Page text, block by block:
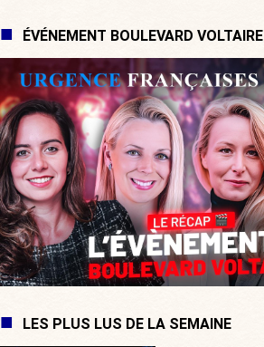
ÉVÉNEMENT BOULEVARD VOLTAIRE
LES PLUS LUS DE LA SEMAINE